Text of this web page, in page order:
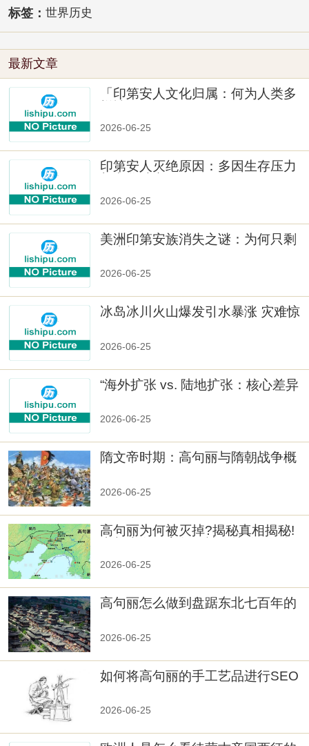
标签： 世界历史
最新文章
「印第安人文化归属：何为人类多
2026-06-25
印第安人灭绝原因：多因生存压力
2026-06-25
美洲印第安族消失之谜：为何只剩
2026-06-25
冰岛冰川火山爆发引水暴涨 灾难惊
2026-06-25
“海外扩张 vs. 陆地扩张：核心差异
2026-06-25
隋文帝时期：高句丽与隋朝战争概
2026-06-25
高句丽为何被灭掉?揭秘真相揭秘!
2026-06-25
高句丽怎么做到盘踞东北七百年的
2026-06-25
如何将高句丽的手工艺品进行SEO
2026-06-25